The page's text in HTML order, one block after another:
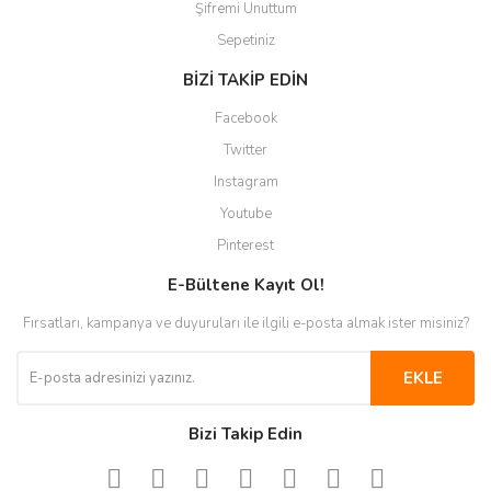
Şifremi Unuttum
Sepetiniz
BİZİ TAKİP EDİN
Facebook
Twitter
Instagram
Youtube
Pinterest
E-Bültene Kayıt Ol!
Fırsatları, kampanya ve duyuruları ile ilgili e-posta almak ister misiniz?
EKLE
Bizi Takip Edin